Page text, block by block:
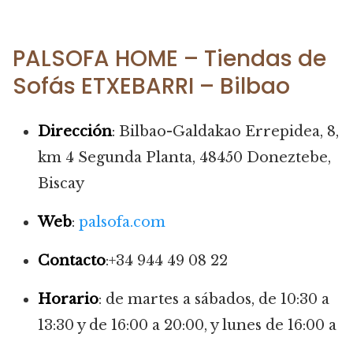
PALSOFA HOME – Tiendas de
Sofás ETXEBARRI – Bilbao
Dirección: Bilbao-Galdakao Errepidea, 8,
km 4 Segunda Planta, 48450 Doneztebe,
Biscay
Web: palsofa.com
Contacto:+34 944 49 08 22
Horario: de martes a sábados, de 10:30 a
13:30 y de 16:00 a 20:00, y lunes de 16:00 a